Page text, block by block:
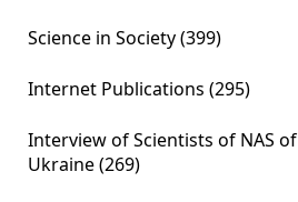
Science in Society (399)
Internet Publications (295)
Interview of Scientists of NAS of
Ukraine (269)